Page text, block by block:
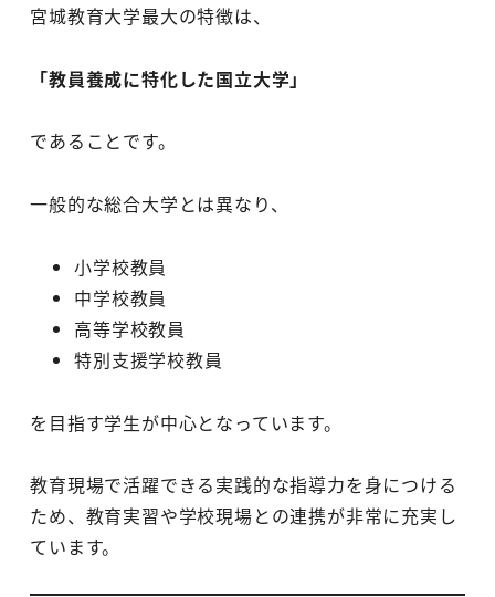
宮城教育大学最大の特徴は、
「教員養成に特化した国立大学」
であることです。
一般的な総合大学とは異なり、
小学校教員
中学校教員
高等学校教員
特別支援学校教員
を目指す学生が中心となっています。
教育現場で活躍できる実践的な指導力を身につける
ため、教育実習や学校現場との連携が非常に充実し
ています。